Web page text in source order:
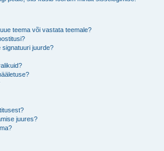
teema või vastata teemale?
signatuuri juurde?
juures?